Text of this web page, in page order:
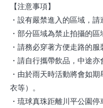
【注意事項】
・設有嚴禁進入的區域，請
・部分區域為禁止拍攝的區
・請務必穿著方便走路的服
・請自行攜帶飲品，中途
・由於雨天時活動將會如
衣等）。
・琉球真珠距離川平公園停